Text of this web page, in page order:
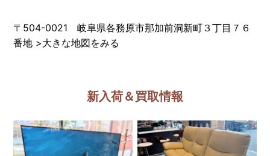
〒504-0021 岐阜県各務原市那加前洞新町３丁目７６
番地 >大きな地図をみる
新入荷＆買取情報